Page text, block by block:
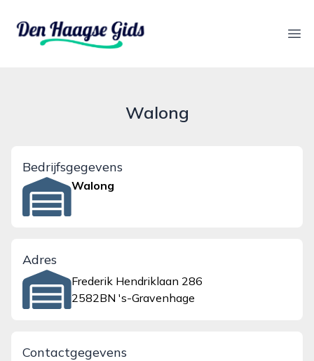
denhaagsegids.nl
Walong
Bedrijfsgegevens
Walong
Adres
Frederik Hendriklaan 286
2582BN 's-Gravenhage
Contactgegevens